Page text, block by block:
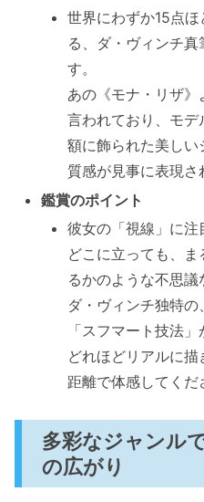
世界にわずか15点
る、ダ・ヴィンチ
す。
あの《モナ・リザ》
言われており、モデ
額に飾られた美し
質感が見事に表現さ
鑑賞のポイント
彼女の「視線」に
どこに立っても、
るかのような不思議
ダ・ヴィンチ独特
「スフマート技法
どれほどリアルに
距離で体感してくだ
多彩なジャンル
の広がり